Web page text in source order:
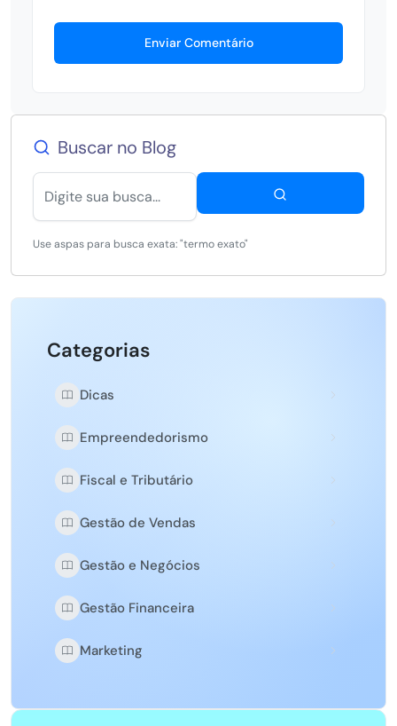
Enviar Comentário
Buscar no Blog
Use aspas para busca exata: "termo exato"
Categorias
Dicas
Empreendedorismo
Fiscal e Tributário
Gestão de Vendas
Gestão e Negócios
Gestão Financeira
Marketing